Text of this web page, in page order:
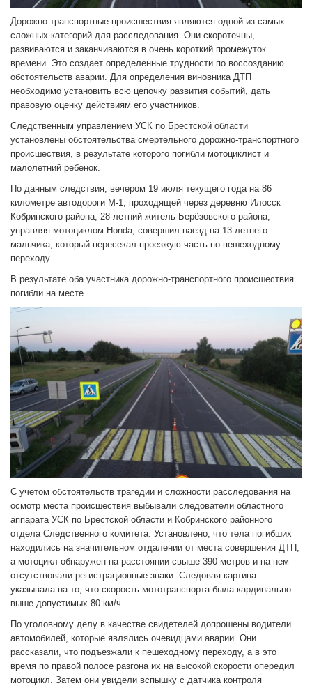
Дорожно-транспортные происшествия являются одной из самых
сложных категорий для расследования. Они скоротечны,
развиваются и заканчиваются в очень короткий промежуток
времени. Это создает определенные трудности по воссозданию
обстоятельств аварии. Для определения виновника ДТП
необходимо установить всю цепочку развития событий, дать
правовую оценку действиям его участников.
Следственным управлением УСК по Брестской области
установлены обстоятельства смертельного дорожно-транспортного
происшествия, в результате которого погибли мотоциклист и
малолетний ребенок.
По данным следствия, вечером 19 июля текущего года на 86
километре автодороги М-1, проходящей через деревню Илосск
Кобринского района, 28-летний житель Берёзовского района,
управляя мотоциклом Honda, совершил наезд на 13-летнего
мальчика, который пересекал проезжую часть по пешеходному
переходу.
В результате оба участника дорожно-транспортного происшествия
погибли на месте.
С учетом обстоятельств трагедии и сложности расследования на
осмотр места происшествия выбывали следователи областного
аппарата УСК по Брестской области и Кобринского районного
отдела Следственного комитета. Установлено, что тела погибших
находились на значительном отдалении от места совершения ДТП,
а мотоцикл обнаружен на расстоянии свыше 390 метров и на нем
отсутствовали регистрационные знаки. Следовая картина
указывала на то, что скорость мототранспорта была кардинально
выше допустимых 80 км/ч.
По уголовному делу в качестве свидетелей допрошены водители
автомобилей, которые являлись очевидцами аварии. Они
рассказали, что подъезжали к пешеходному переходу, а в это
время по правой полосе разгона их на высокой скорости опередил
мотоцикл. Затем они увидели вспышку с датчика контроля